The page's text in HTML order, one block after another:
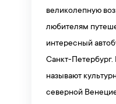
великолепную
любителям
интересный
Санкт-
называют
северной